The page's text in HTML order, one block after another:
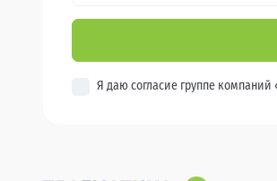
Я даю согласие группе компаний